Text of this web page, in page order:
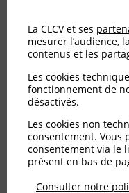
locataire n’est pas rentré
Le
rentré
doit-il
Publié le01/04/2020(mis
La CLCV et ses
mesurer l’audience,
contenus et les
Les cookies
fonctionnement de
désactivés.
Les cookies non
consentement.
consentement via le
présent en bas de
Consulter notre